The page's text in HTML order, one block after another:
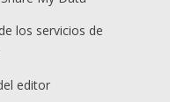
los servicios de
editor